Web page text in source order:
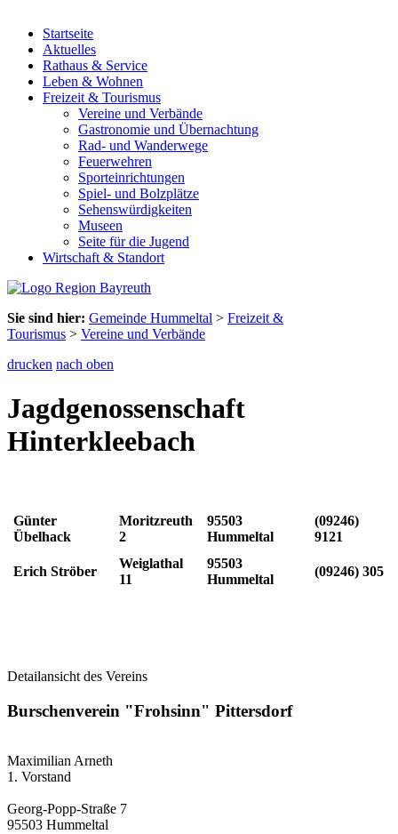
Startseite
Aktuelles
Rathaus & Service
Leben & Wohnen
Freizeit & Tourismus
Vereine und Verbände
Gastronomie und Übernachtung
Rad- und Wanderwege
Feuerwehren
Sporteinrichtungen
Spiel- und Bolzplätze
Sehenswürdigkeiten
Museen
Seite für die Jugend
Wirtschaft & Standort
Sie sind hier: Gemeinde Hummeltal > Freizeit &
Tourismus > Vereine und Verbände
drucken nach oben
Jagdgenossenschaft
Hinterkleebach
Günter
Übelhack
Moritzreuth
2
95503
Hummeltal
(09246)
9121
Erich Ströber
Weiglathal
11
95503
Hummeltal
(09246) 305
Detailansicht des Vereins
Burschenverein "Frohsinn" Pittersdorf
Maximilian Arneth
1. Vorstand
Georg-Popp-Straße 7
95503 Hummeltal